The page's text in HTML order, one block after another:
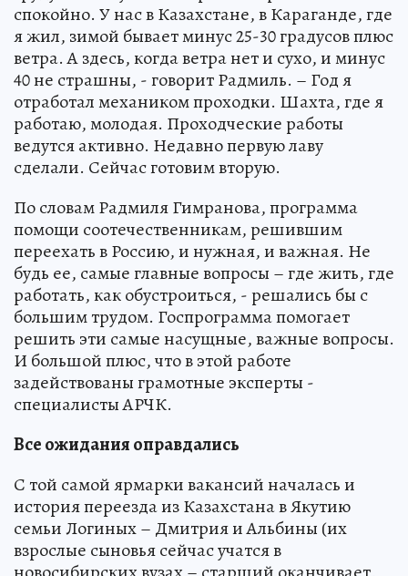
спокойно. У нас в Казахстане, в Караганде, где
я жил, зимой бывает минус 25-30 градусов плюс
ветра. А здесь, когда ветра нет и сухо, и минус
40 не страшны, - говорит Радмиль. – Год я
отработал механиком проходки. Шахта, где я
работаю, молодая. Проходческие работы
ведутся активно. Недавно первую лаву
сделали. Сейчас готовим вторую.
По словам Радмиля Гимранова, программа
помощи соотечественникам, решившим
переехать в Россию, и нужная, и важная. Не
будь ее, самые главные вопросы – где жить, где
работать, как обустроиться, - решались бы с
большим трудом. Госпрограмма помогает
решить эти самые насущные, важные вопросы.
И большой плюс, что в этой работе
задействованы грамотные эксперты -
специалисты АРЧК.
Все ожидания оправдались
С той самой ярмарки вакансий началась и
история переезда из Казахстана в Якутию
семьи Логиных – Дмитрия и Альбины (их
взрослые сыновья сейчас учатся в